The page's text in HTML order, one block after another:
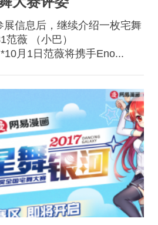
信息后，继续介绍一枚宅舞
薇 （小巴）
月1日范薇将携手Eno...